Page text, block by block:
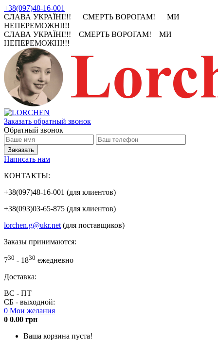
+38(097)48-16-001
СЛАВА УКРАЇНІ!!! СМЕРТЬ ВОРОГАМ! МИ
НЕПЕРЕМОЖНІ!!!
СЛАВА УКРАЇНІ!!! СМЕРТЬ ВОРОГАМ! МИ
НЕПЕРЕМОЖНІ!!!
Заказать обратный звонок
Обратный звонок
Написать нам
КОНТАКТЫ:
+38(097)48-16-001 (для клиентов)
+38(093)03-65-875 (для клиентов)
lorchen.g@ukr.net (для поставщиков)
Заказы принимаются:
730 - 1830 ежедневно
Доставка:
ВС - ПТ
СБ - выходной:
0 Мои желания
0 0.00 грн
Ваша корзина пуста!